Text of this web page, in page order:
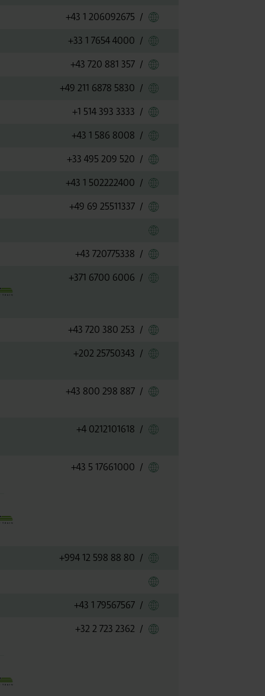
+43 1 206092675 /
+33 1 7654 4000 /
+43 720 881 357 /
+49 211 6878 5830 /
+1 514 393 3333 /
+43 1 586 8008 /
+33 495 209 520 /
+43 1 502222400 /
+49 69 25511337 /
+43 720775338 /
+371 6700 6006 /
+43 720 380 253 /
+202 25750343 /
+43 800 298 887 /
+4 0212101618 /
+43 5 17661000 /
+994 12 598 88 80 /
+43 1 79567567 /
+32 2 723 2362 /